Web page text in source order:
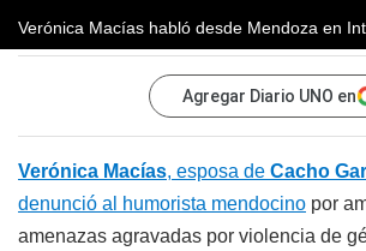
Verónica Macías habló desde Mendoza en
Agregar Diario UNO en
Verónica Macías, esposa de Cacho
denunció al humorista mendocino por
amenazas agravadas por violencia de